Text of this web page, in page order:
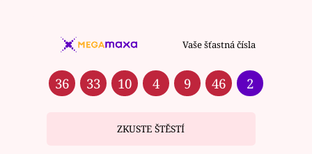
Vaše šťastná čísla
36 33 10 4 9 46 2
ZKUSTE ŠTĚSTÍ